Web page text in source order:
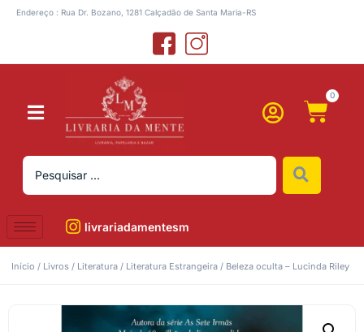
Endereço : Rua Dr. Bozano, 1281 Calçadão de Santa Maria-RS
0
livrariadamentesm
Início / Livros / Literatura / Literatura Estrangeira / Beleza oculta – Lucinda Riley